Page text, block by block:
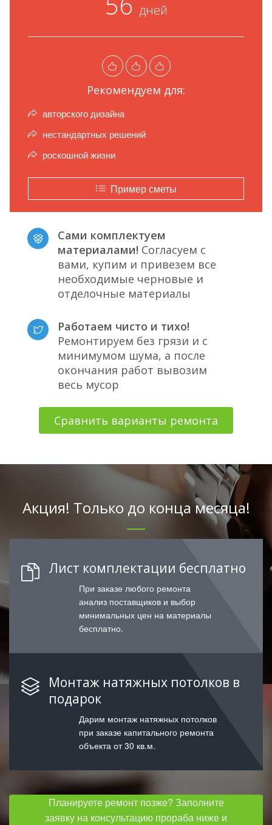
дней
Рекомендуем для:
авторского дизайна
нестандартных решений
роскошной жизни
Пример сметы
Сами комплектуем
материалами! Согласуем с
вами, купим и привезем все
необходимые черновые и
отделочные материалы
Работаем чисто и тихо!
Ремонтируем без грязи и с
минимумом шума, а после
окончания работ вывозим
весь мусор
Сравнить варианты ремонта
Акция! Только до конца месяца!
Лист комплектации бесплатно
При заказе любого ремонта
анализ поставщиков и выбор
минимальных цен на материалы
бесплатно.
Монтаж натяжных потолков в
подарок
Дарим монтаж натяжных потолков
при заказе капитального ремонта
объекта от 30 кв.м.
Планируете ремонт позже? Заполните
заявку на консультацию прораба ниже и